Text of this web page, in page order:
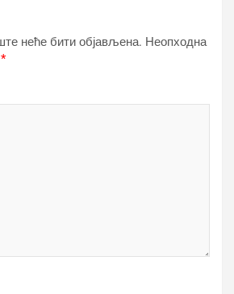
неће бити објављена. Неопходна
*